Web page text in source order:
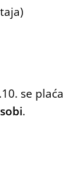
se plaća
.